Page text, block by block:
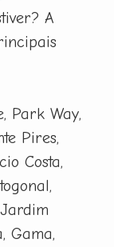
A
Park Way,
Pires,
Costa,
Gama,